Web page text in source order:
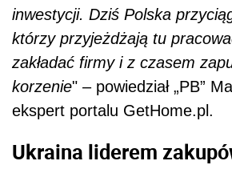
inwestycji. Dziś Polska
którzy przyjeżdżają tu
zakładać firmy i z czasem
korzenie" – powiedział „PB”
ekspert portalu GetHome.pl.
Ukraina liderem